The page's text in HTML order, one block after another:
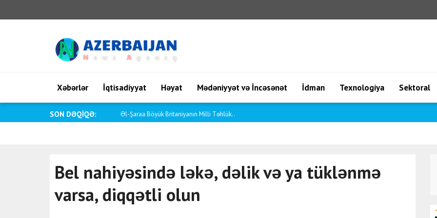
Xəbərlər İqtisadiyyat Həyat Mədəniyyət və İncəsənət İdman Texnologiya Sektoral
SON DƏQİQƏ: Saar: İsrail öz vətəndaşlarını hər cür t..
Bel nahiyəsində ləkə, dəlik və ya tüklənmə
varsa, diqqətli olun